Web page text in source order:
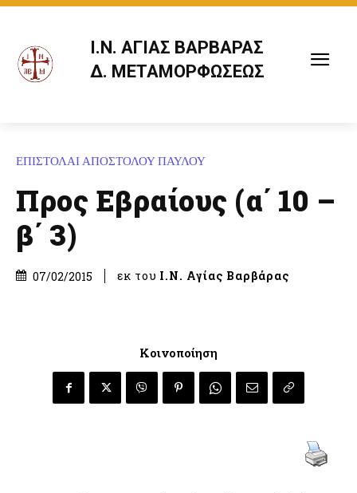
Ι.Ν. ΑΓΙΑΣ ΒΑΡΒΑΡΑΣ
Δ. ΜΕΤΑΜΟΡΦΩΣΕΩΣ
ΕΠΙΣΤΟΛΑΙ ΑΠΟΣΤΟΛΟΥ ΠΑΥΛΟΥ
Προς Εβραίους (α΄ 10 –
β΄ 3)
07/02/2015 εκ του Ι.Ν. Αγίας Βαρβάρας
Κοινοποίηση